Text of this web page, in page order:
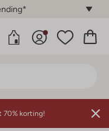
70% korting!